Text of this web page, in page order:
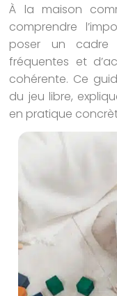
À la maison
comprendre
poser un cadre
fréquentes et
cohérente. Ce
du jeu libre,
en pratique